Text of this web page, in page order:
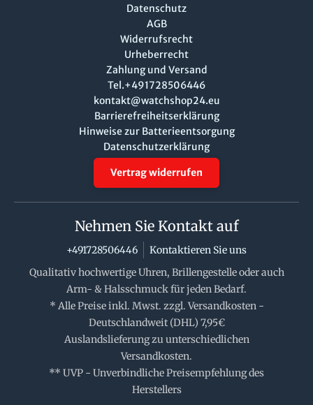
Datenschutz
AGB
Widerrufsrecht
Urheberrecht
Zahlung und Versand
Tel.+491728506446
kontakt@watchshop24.eu
Barrierefreiheitserklärung
Hinweise zur Batterieentsorgung
Datenschutzerklärung
Vertrag widerrufen
Nehmen Sie Kontakt auf
+491728506446
Kontaktieren Sie uns
Qualitativ hochwertige Uhren, Brillengestelle oder auch
Arm- & Halsschmuck für jeden Bedarf.
* Alle Preise inkl. Mwst. zzgl. Versandkosten -
Deutschlandweit (DHL) 7,95€
Auslandslieferung zu unterschiedlichen
Versandkosten.
** UVP - Unverbindliche Preisempfehlung des
Herstellers